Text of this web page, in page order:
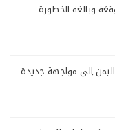
وبالغة الخطورة
إلى مواجهة جديدة